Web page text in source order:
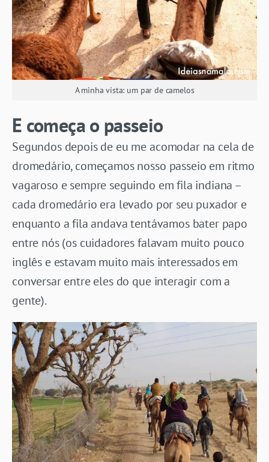
A minha vista: um par de camelos
E começa o passeio
Segundos depois de eu me acomodar na cela de
dromedário, começamos nosso passeio em ritmo
vagaroso e sempre seguindo em fila indiana –
cada dromedário era levado por seu puxador e
enquanto a fila andava tentávamos bater papo
entre nós (os cuidadores falavam muito pouco
inglês e estavam muito mais interessados em
conversar entre eles do que interagir com a
gente).